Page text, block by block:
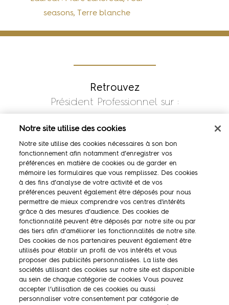
seasons, Terre blanche
Retrouvez
Président Professionnel sur :
La marque
Ambassadeurs
Concours
Savoir-faire
Notre site utilise des cookies
Notre site utilise des cookies nécessaires à son bon
fonctionnement afin notamment d’enregistrer vos
préférences en matière de cookies ou de garder en
mémoire les formulaires que vous remplissez. Des cookies
à des fins d’analyse de votre activité et de vos
préférences peuvent également être déposés pour nous
permettre de mieux comprendre vos centres d'intérêts
grâce à des mesures d’audience. Des cookies de
fonctionnalité peuvent être déposés par notre site ou par
des tiers afin d’améliorer les fonctionnalités de notre site.
Des cookies de nos partenaires peuvent également être
utilisés pour établir un profil de vos intérêts et vous
proposer des publicités personnalisées. La liste des
sociétés utilisant des cookies sur notre site est disponible
au sein de chaque catégorie de cookies Vous pouvez
accepter l’utilisation de ces cookies ou aussi
personnaliser votre consentement par catégorie de